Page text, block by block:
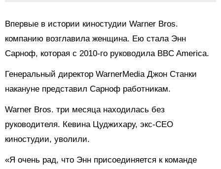
Впервые в истории киностудии Warner Bros.
компанию возглавила женщина. Ею стала Энн
Сарноф, которая с 2010-го руководила BBC America.
Генеральный директор WarnerMedia Джон Станки
накануне представил Сарноф работникам.
Warner Bros. три месяца находилась без
руководителя. Кевина Цуджихару, экс-СЕО
киностудии, уволили.
«Я очень рад, что Энн присоединяется к команде